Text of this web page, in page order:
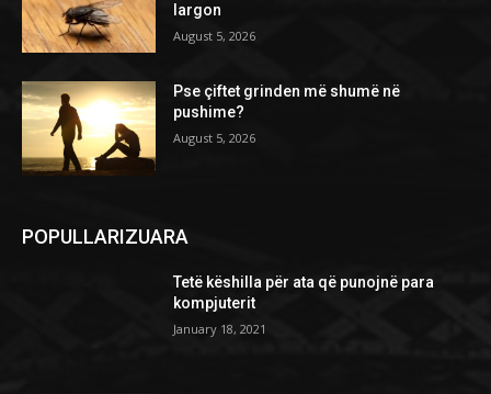
largon
August 5, 2026
Pse çiftet grinden më shumë në
pushime?
August 5, 2026
POPULLARIZUARA
Tetë këshilla për ata që punojnë para
kompjuterit
January 18, 2021